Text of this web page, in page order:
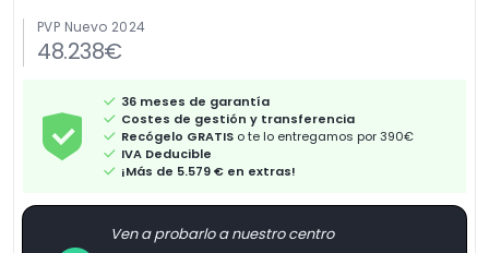
PVP Nuevo 2024
48.238€
36 meses de garantía
Costes de gestión y transferencia
Recógelo GRATIS o te lo entregamos por 390€
IVA Deducible
¡Más de 5.579 € en extras!
Ven a probarlo a nuestro centro